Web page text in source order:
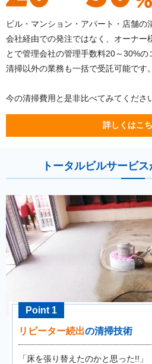
ビル・マンション・アパート・店舗の
会社経由での発注ではなく、オーナー
とで管理会社の管理手数料20～30%の
清掃以外の業務も一括で受託可能です。
今の清掃費用と是非比べてみてくださ
詳しくはこ
トータルビルサービ
Point 1
リピーター続出の清掃技術
「床を張り替えたのかと思った!!」